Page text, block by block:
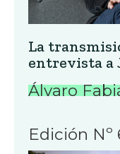
La
entrevista a
Álvaro
Edición Nº